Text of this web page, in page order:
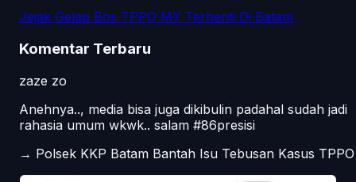
Jejak Gelap Bos TPPO MY Terhenti Di Batam
Komentar Terbaru
zaze zo
Anehnya.., media bisa juga dikibulin padahal sudah jadi
rahasia umum wkwk.. salam #86presisi
→ Polsek KKP Batam Bantah Isu Tebusan Kasus TPPO